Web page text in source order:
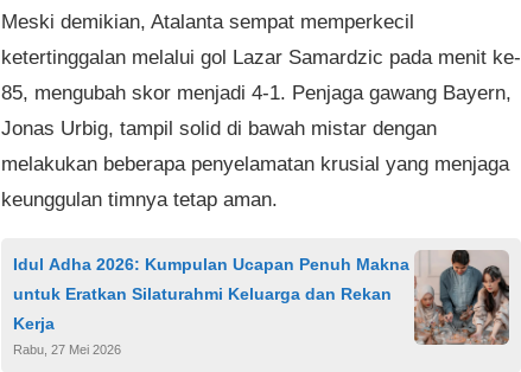
Meski demikian, Atalanta sempat memperkecil
ketertinggalan melalui gol Lazar Samardzic pada menit ke-
85, mengubah skor menjadi 4-1. Penjaga gawang Bayern,
Jonas Urbig, tampil solid di bawah mistar dengan
melakukan beberapa penyelamatan krusial yang menjaga
keunggulan timnya tetap aman.
Idul Adha 2026: Kumpulan Ucapan Penuh Makna
untuk Eratkan Silaturahmi Keluarga dan Rekan
Kerja
Rabu, 27 Mei 2026